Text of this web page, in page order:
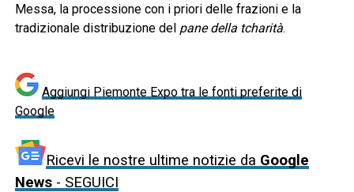
Messa, la processione con i priori delle frazioni e la
tradizionale distribuzione del pane della tcharità.
Aggiungi Piemonte Expo tra le fonti preferite di
Google
Ricevi le nostre ultime notizie da Google
News- SEGUICI